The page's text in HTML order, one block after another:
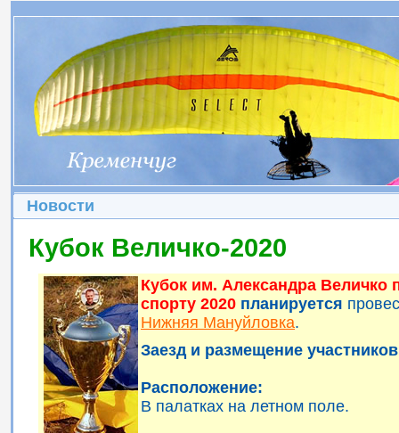
Новости
Кубок Величко-2020
Кубок им. Александра Величко
спорту 2020 планируется
Нижняя Мануйловка.
Заезд и размещение
Расположение:
В палатках на летном поле.